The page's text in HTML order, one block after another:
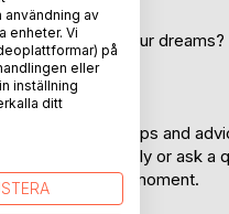
the path to your dreams?
a push?
give you the tips and
on feeling only or ask a
need at that moment.
av
enheter. Vi
på
eller
inställning
ditt